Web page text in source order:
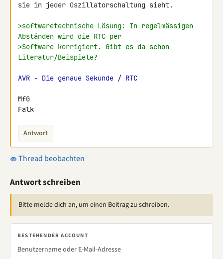
sie in jeder Oszillatorschaltung sieht.
>softwaretechnische Lösung: In regelmässigen
Abständen wird die RTC per
>Software korrigiert. Gibt es da schon
Literatur/Beispiele?
AVR - Die genaue Sekunde / RTC
MfG
Falk
Antwort
Thread beobachten
Antwort schreiben
Bitte melde dich an, um einen Beitrag zu schreiben.
BESTEHENDER ACCOUNT
Benutzername oder E-Mail-Adresse